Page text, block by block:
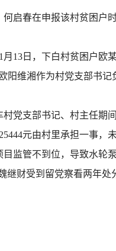
启春在申报该村贫困户
13日，下白村贫困户欧
维湘作为村党支部书记
党支部书记、村主任期
元由村里承担一事，
监管不到位，导致水轮
继财受到留党察看两年处